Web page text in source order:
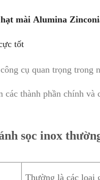
mài Alumina
tốt
cụ quan trọng trong
các thành phần chính
sọc inox
Thường là các loại